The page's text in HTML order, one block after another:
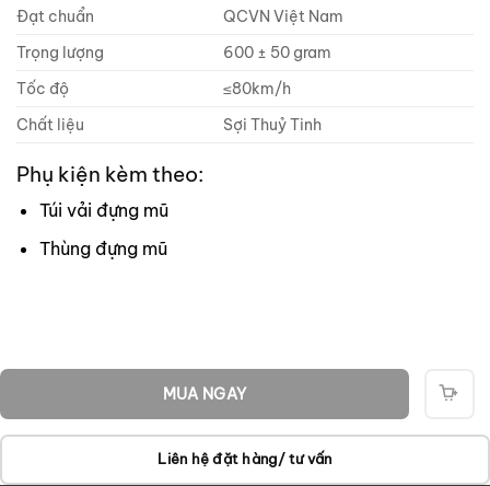
Đạt chuẩn
QCVN Việt Nam
Trọng lượng
600 ± 50 gram
Tốc độ
≤80km/h
Chất liệu
Sợi Thuỷ Tinh
Phụ kiện kèm theo:
Túi vải đựng mũ
Thùng đựng mũ
MUA NGAY
Liên hệ đặt hàng/ tư vấn